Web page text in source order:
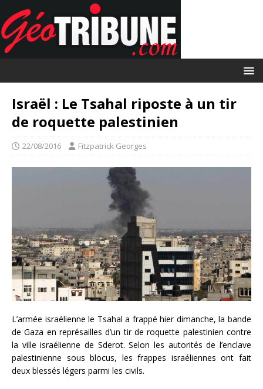
Israël : Le Tsahal riposte à un tir
de roquette palestinien
22/08/2016 Fitzpatrick Georges
L’armée israélienne le Tsahal a frappé hier dimanche, la bande
de Gaza en représailles d’un tir de roquette palestinien contre
la ville israélienne de Sderot. Selon les autorités de l’enclave
palestinienne sous blocus, les frappes israéliennes ont fait
deux blessés légers parmi les civils.